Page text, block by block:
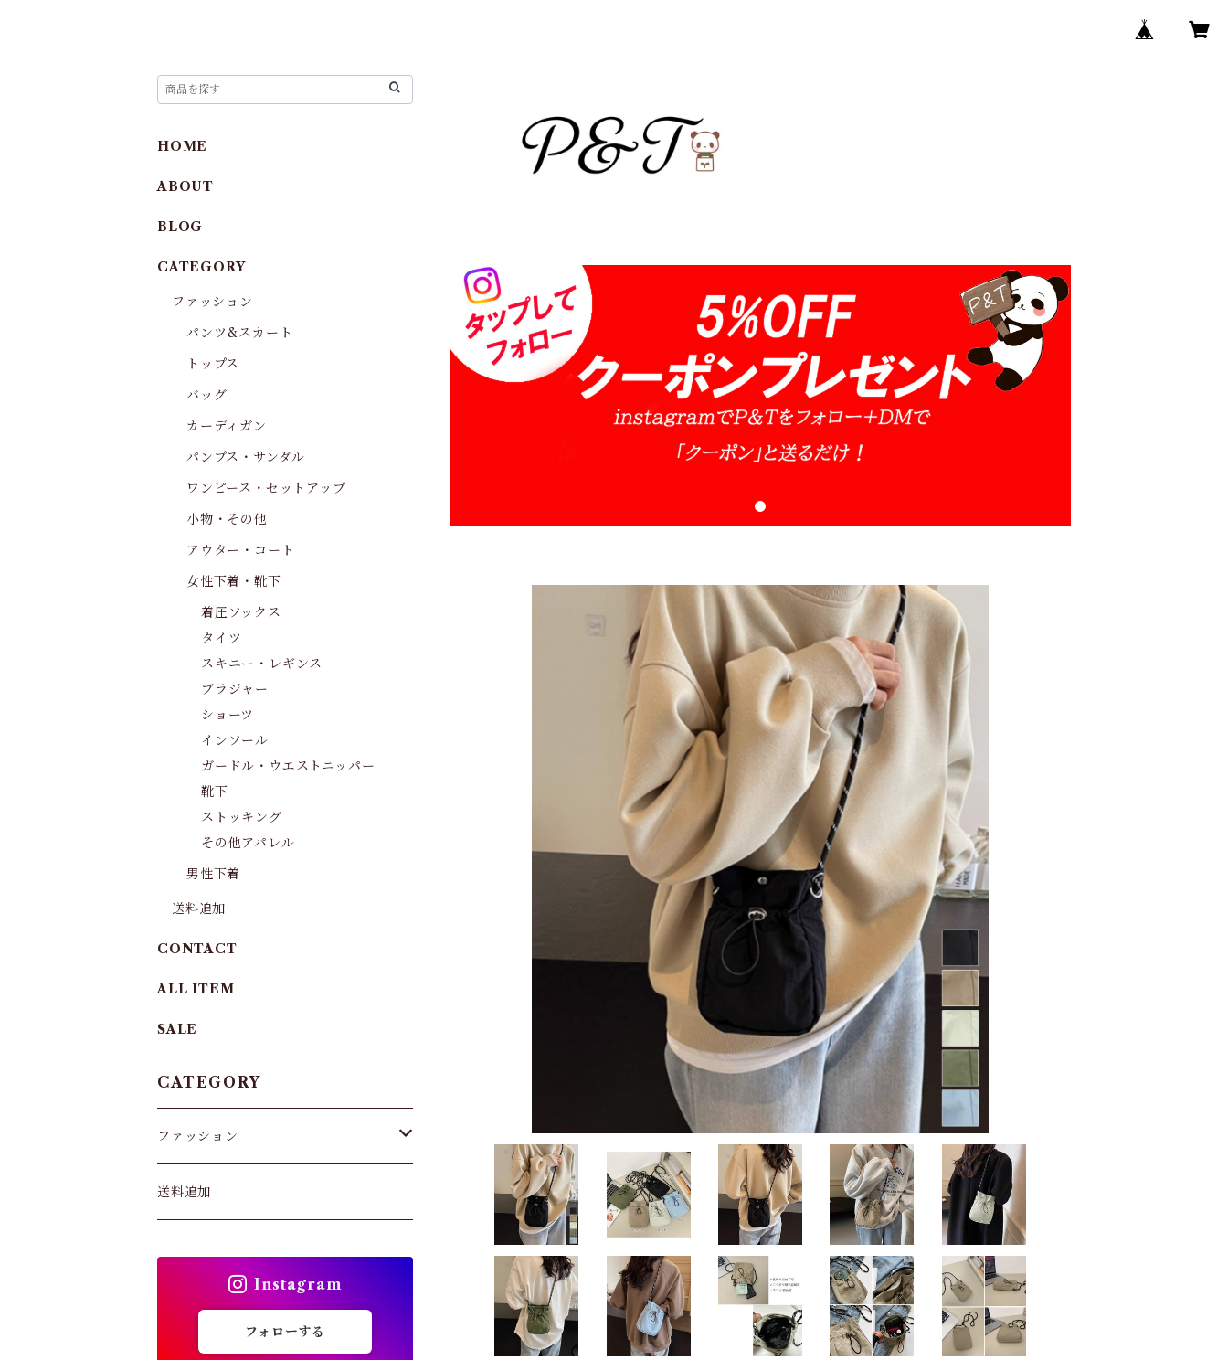
HOME
ABOUT
BLOG
CATEGORY
ファッション
パンツ&スカート
トップス
バッグ
カーディガン
パンプス・サンダル
ワンピース・セットアップ
小物・その他
アウター・コート
女性下着・靴下
着圧ソックス
タイツ
スキニー・レギンス
ブラジャー
ショーツ
インソール
ガードル・ウエストニッパー
靴下
ストッキング
その他アパレル
男性下着
送料追加
CONTACT
ALL ITEM
SALE
CATEGORY
ファッション
パンツ&スカート
送料追加
Instagram
フォローする